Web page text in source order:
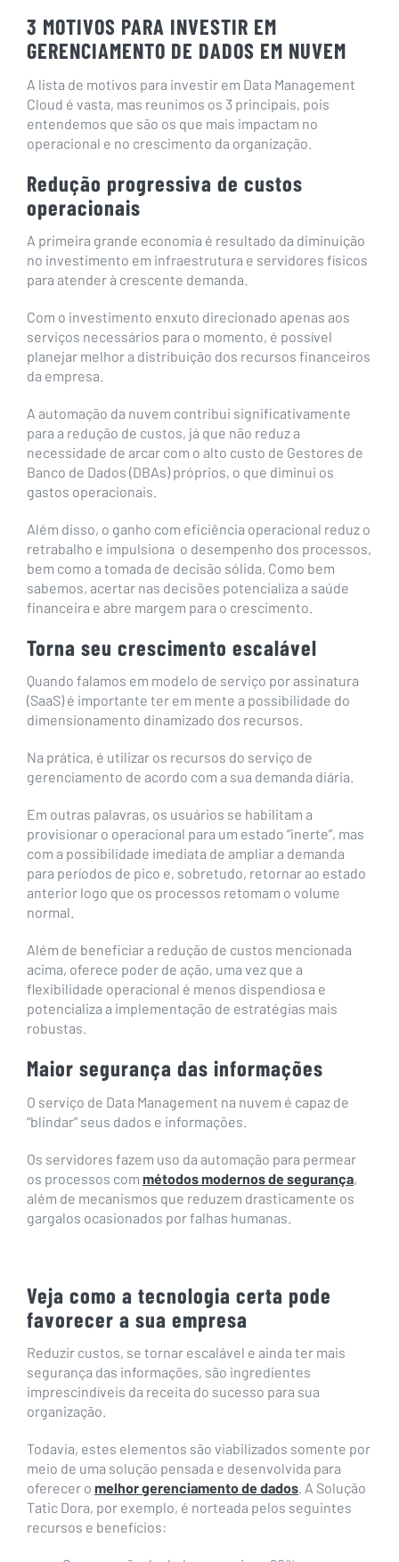
3 MOTIVOS PARA INVESTIR EM
GERENCIAMENTO DE DADOS EM NUVEM
A lista de motivos para investir em Data Management
Cloud é vasta, mas reunimos os 3 principais, pois
entendemos que são os que mais impactam no
operacional e no crescimento da organização.
Redução progressiva de custos
operacionais
A primeira grande economia é resultado da diminuição
no investimento em infraestrutura e servidores físicos
para atender à crescente demanda.
Com o investimento enxuto direcionado apenas aos
serviços necessários para o momento, é possível
planejar melhor a distribuição dos recursos financeiros
da empresa.
A automação da nuvem contribui significativamente
para a redução de custos, já que não reduz a
necessidade de arcar com o alto custo de Gestores de
Banco de Dados (DBAs) próprios, o que diminui os
gastos operacionais.
Além disso, o ganho com eficiência operacional reduz o
retrabalho e impulsiona o desempenho dos processos,
bem como a tomada de decisão sólida. Como bem
sabemos, acertar nas decisões potencializa a saúde
financeira e abre margem para o crescimento.
Torna seu crescimento escalável
Quando falamos em modelo de serviço por assinatura
(SaaS) é importante ter em mente a possibilidade do
dimensionamento dinamizado dos recursos.
Na prática, é utilizar os recursos do serviço de
gerenciamento de acordo com a sua demanda diária.
Em outras palavras, os usuários se habilitam a
provisionar o operacional para um estado “inerte”, mas
com a possibilidade imediata de ampliar a demanda
para períodos de pico e, sobretudo, retornar ao estado
anterior logo que os processos retomam o volume
normal.
Além de beneficiar a redução de custos mencionada
acima, oferece poder de ação, uma vez que a
flexibilidade operacional é menos dispendiosa e
potencializa a implementação de estratégias mais
robustas.
Maior segurança das informações
O serviço de Data Management na nuvem é capaz de
“blindar” seus dados e informações.
Os servidores fazem uso da automação para permear
os processos com métodos modernos de segurança,
além de mecanismos que reduzem drasticamente os
gargalos ocasionados por falhas humanas.
Veja como a tecnologia certa pode
favorecer a sua empresa
Reduzir custos, se tornar escalável e ainda ter mais
segurança das informações, são ingredientes
imprescindíveis da receita do sucesso para sua
organização.
Todavia, estes elementos são viabilizados somente por
meio de uma solução pensada e desenvolvida para
oferecer o melhor gerenciamento de dados. A Solução
Tatic Dora, por exemplo, é norteada pelos seguintes
recursos e benefícios: